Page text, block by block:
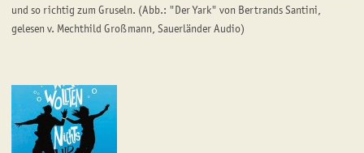
und so richtig zum Gruseln. (Abb.: "Der Yark" von Bertrands Santini,
gelesen v. Mechthild Großmann, Sauerländer Audio)